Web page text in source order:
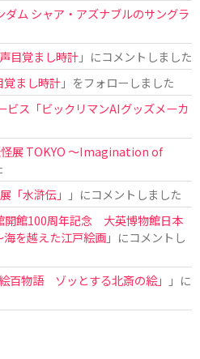
ダム シャア・アズナブルのサングラ
目覚まし時計」にコメントしました
覚まし時計」をフォローしました
ビス「ビックリマンAIグッズメーカ
怪展 TOKYO 〜Imagination of
「水滸伝」
」にコメントしました
開館100周年記念 大英博物館日本
を越えた江戸絵画」にコメントし
百物語 ゾッとする北斎の絵」
」に